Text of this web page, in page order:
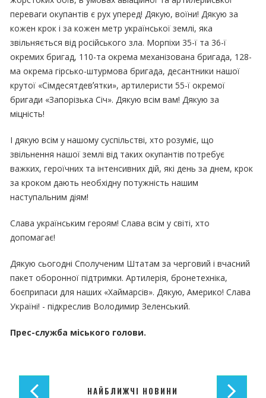
переваги окупантів є рух уперед! Дякую, воїни! Дякую за
кожен крок і за кожен метр української землі, яка
звільняється від російського зла. Морпіхи 35-ї та 36-ї
окремих бригад, 110-та окрема механізована бригада, 128-
ма окрема гірсько-штурмова бригада, десантники нашої
крутої «Сімдесятдевʼятки», артилеристи 55-ї окремої
бригади «Запорізька Січ». Дякую всім вам! Дякую за
міцність!
І дякую всім у нашому суспільстві, хто розуміє, що
звільнення нашої землі від таких окупантів потребує
важких, героїчних та інтенсивних дій, які день за днем, крок
за кроком дають необхідну потужність нашим
наступальним діям!
Слава українським героям! Слава всім у світі, хто
допомагає!
Дякую сьогодні Сполученим Штатам за черговий і вчасний
пакет оборонної підтримки. Артилерія, бронетехніка,
боєприпаси для наших «Хаймарсів». Дякую, Америко! Слава
Україні! - підкреслив Володимир Зеленський.
Прес-служба міського голови.
НАЙБЛИЖЧІ НОВИНИ